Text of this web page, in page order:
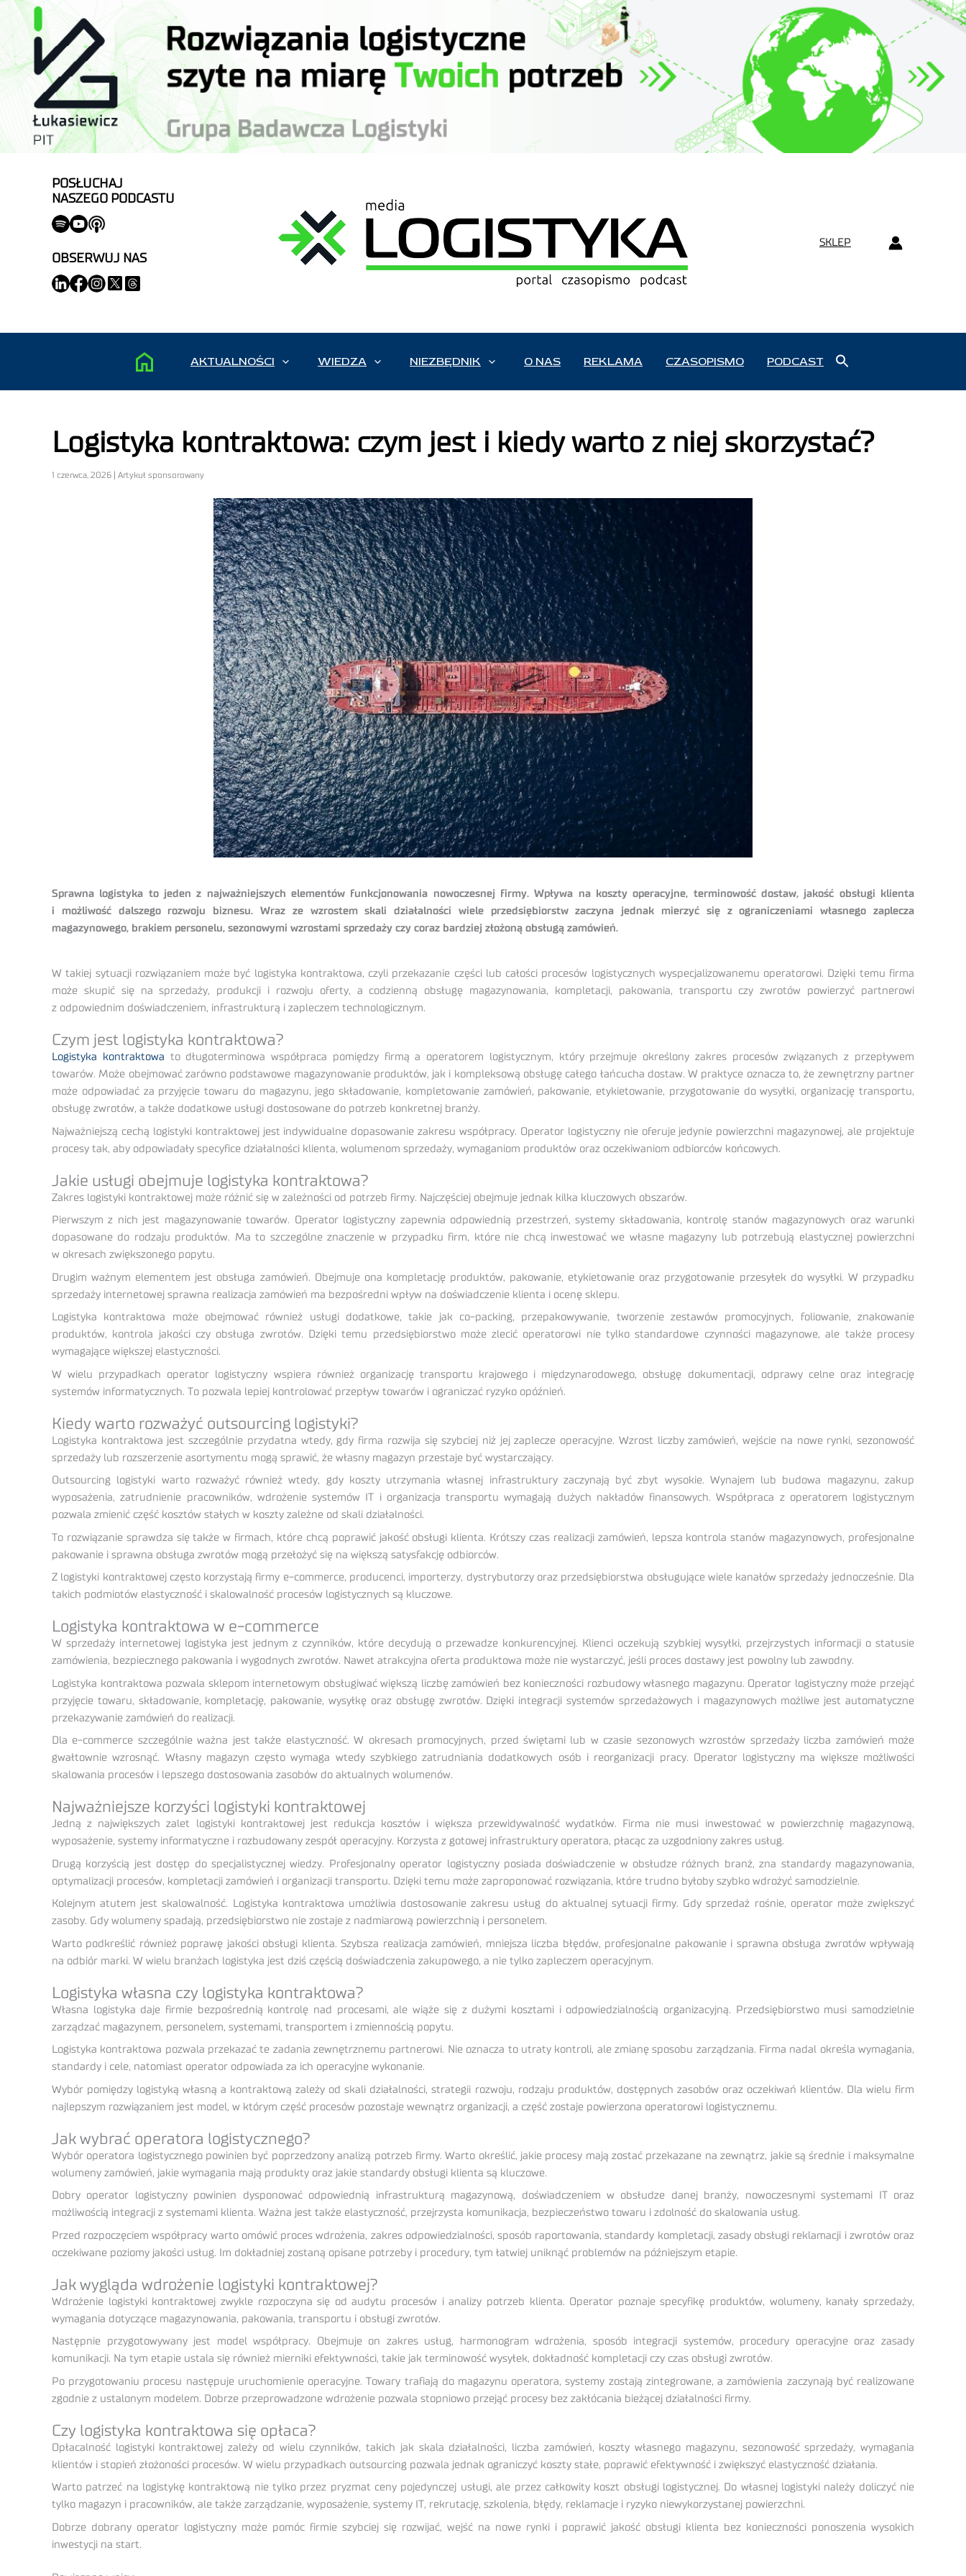
POSŁUCHAJ
NASZEGO PODCASTU
OBSERWUJ NAS
SKLEP
AKTUALNOŚCI WIEDZA NIEZBĘDNIK O NAS REKLAMA CZASOPISMO PODCAST
Logistyka kontraktowa: czym jest i kiedy warto z niej skorzystać?
1 czerwca, 2026 | Artykuł sponsorowany
Sprawna logistyka to jeden z najważniejszych elementów funkcjonowania nowoczesnej firmy. Wpływa na koszty operacyjne, terminowość dostaw, jakość obsługi klienta
i możliwość dalszego rozwoju biznesu. Wraz ze wzrostem skali działalności wiele przedsiębiorstw zaczyna jednak mierzyć się z ograniczeniami własnego zaplecza
magazynowego, brakiem personelu, sezonowymi wzrostami sprzedaży czy coraz bardziej złożoną obsługą zamówień.
W takiej sytuacji rozwiązaniem może być logistyka kontraktowa, czyli przekazanie części lub całości procesów logistycznych wyspecjalizowanemu operatorowi. Dzięki temu firma
może skupić się na sprzedaży, produkcji i rozwoju oferty, a codzienną obsługę magazynowania, kompletacji, pakowania, transportu czy zwrotów powierzyć partnerowi
z odpowiednim doświadczeniem, infrastrukturą i zapleczem technologicznym.
Czym jest logistyka kontraktowa?
Logistyka kontraktowa to długoterminowa współpraca pomiędzy firmą a operatorem logistycznym, który przejmuje określony zakres procesów związanych z przepływem
towarów. Może obejmować zarówno podstawowe magazynowanie produktów, jak i kompleksową obsługę całego łańcucha dostaw. W praktyce oznacza to, że zewnętrzny partner
może odpowiadać za przyjęcie towaru do magazynu, jego składowanie, kompletowanie zamówień, pakowanie, etykietowanie, przygotowanie do wysyłki, organizację transportu,
obsługę zwrotów, a także dodatkowe usługi dostosowane do potrzeb konkretnej branży.
Najważniejszą cechą logistyki kontraktowej jest indywidualne dopasowanie zakresu współpracy. Operator logistyczny nie oferuje jedynie powierzchni magazynowej, ale projektuje
procesy tak, aby odpowiadały specyfice działalności klienta, wolumenom sprzedaży, wymaganiom produktów oraz oczekiwaniom odbiorców końcowych.
Jakie usługi obejmuje logistyka kontraktowa?
Zakres logistyki kontraktowej może różnić się w zależności od potrzeb firmy. Najczęściej obejmuje jednak kilka kluczowych obszarów.
Pierwszym z nich jest magazynowanie towarów. Operator logistyczny zapewnia odpowiednią przestrzeń, systemy składowania, kontrolę stanów magazynowych oraz warunki
dopasowane do rodzaju produktów. Ma to szczególne znaczenie w przypadku firm, które nie chcą inwestować we własne magazyny lub potrzebują elastycznej powierzchni
w okresach zwiększonego popytu.
Drugim ważnym elementem jest obsługa zamówień. Obejmuje ona kompletację produktów, pakowanie, etykietowanie oraz przygotowanie przesyłek do wysyłki. W przypadku
sprzedaży internetowej sprawna realizacja zamówień ma bezpośredni wpływ na doświadczenie klienta i ocenę sklepu.
Logistyka kontraktowa może obejmować również usługi dodatkowe, takie jak co-packing, przepakowywanie, tworzenie zestawów promocyjnych, foliowanie, znakowanie
produktów, kontrola jakości czy obsługa zwrotów. Dzięki temu przedsiębiorstwo może zlecić operatorowi nie tylko standardowe czynności magazynowe, ale także procesy
wymagające większej elastyczności.
W wielu przypadkach operator logistyczny wspiera również organizację transportu krajowego i międzynarodowego, obsługę dokumentacji, odprawy celne oraz integrację
systemów informatycznych. To pozwala lepiej kontrolować przepływ towarów i ograniczać ryzyko opóźnień.
Kiedy warto rozważyć outsourcing logistyki?
Logistyka kontraktowa jest szczególnie przydatna wtedy, gdy firma rozwija się szybciej niż jej zaplecze operacyjne. Wzrost liczby zamówień, wejście na nowe rynki, sezonowość
sprzedaży lub rozszerzenie asortymentu mogą sprawić, że własny magazyn przestaje być wystarczający.
Outsourcing logistyki warto rozważyć również wtedy, gdy koszty utrzymania własnej infrastruktury zaczynają być zbyt wysokie. Wynajem lub budowa magazynu, zakup
wyposażenia, zatrudnienie pracowników, wdrożenie systemów IT i organizacja transportu wymagają dużych nakładów finansowych. Współpraca z operatorem logistycznym
pozwala zmienić część kosztów stałych w koszty zależne od skali działalności.
To rozwiązanie sprawdza się także w firmach, które chcą poprawić jakość obsługi klienta. Krótszy czas realizacji zamówień, lepsza kontrola stanów magazynowych, profesjonalne
pakowanie i sprawna obsługa zwrotów mogą przełożyć się na większą satysfakcję odbiorców.
Z logistyki kontraktowej często korzystają firmy e-commerce, producenci, importerzy, dystrybutorzy oraz przedsiębiorstwa obsługujące wiele kanałów sprzedaży jednocześnie. Dla
takich podmiotów elastyczność i skalowalność procesów logistycznych są kluczowe.
Logistyka kontraktowa w e-commerce
W sprzedaży internetowej logistyka jest jednym z czynników, które decydują o przewadze konkurencyjnej. Klienci oczekują szybkiej wysyłki, przejrzystych informacji o statusie
zamówienia, bezpiecznego pakowania i wygodnych zwrotów. Nawet atrakcyjna oferta produktowa może nie wystarczyć, jeśli proces dostawy jest powolny lub zawodny.
Logistyka kontraktowa pozwala sklepom internetowym obsługiwać większą liczbę zamówień bez konieczności rozbudowy własnego magazynu. Operator logistyczny może przejąć
przyjęcie towaru, składowanie, kompletację, pakowanie, wysyłkę oraz obsługę zwrotów. Dzięki integracji systemów sprzedażowych i magazynowych możliwe jest automatyczne
przekazywanie zamówień do realizacji.
Dla e-commerce szczególnie ważna jest także elastyczność. W okresach promocyjnych, przed świętami lub w czasie sezonowych wzrostów sprzedaży liczba zamówień może
gwałtownie wzrosnąć. Własny magazyn często wymaga wtedy szybkiego zatrudniania dodatkowych osób i reorganizacji pracy. Operator logistyczny ma większe możliwości
skalowania procesów i lepszego dostosowania zasobów do aktualnych wolumenów.
Najważniejsze korzyści logistyki kontraktowej
Jedną z największych zalet logistyki kontraktowej jest redukcja kosztów i większa przewidywalność wydatków. Firma nie musi inwestować w powierzchnię magazynową,
wyposażenie, systemy informatyczne i rozbudowany zespół operacyjny. Korzysta z gotowej infrastruktury operatora, płacąc za uzgodniony zakres usług.
Drugą korzyścią jest dostęp do specjalistycznej wiedzy. Profesjonalny operator logistyczny posiada doświadczenie w obsłudze różnych branż, zna standardy magazynowania,
optymalizacji procesów, kompletacji zamówień i organizacji transportu. Dzięki temu może zaproponować rozwiązania, które trudno byłoby szybko wdrożyć samodzielnie.
Kolejnym atutem jest skalowalność. Logistyka kontraktowa umożliwia dostosowanie zakresu usług do aktualnej sytuacji firmy. Gdy sprzedaż rośnie, operator może zwiększyć
zasoby. Gdy wolumeny spadają, przedsiębiorstwo nie zostaje z nadmiarową powierzchnią i personelem.
Warto podkreślić również poprawę jakości obsługi klienta. Szybsza realizacja zamówień, mniejsza liczba błędów, profesjonalne pakowanie i sprawna obsługa zwrotów wpływają
na odbiór marki. W wielu branżach logistyka jest dziś częścią doświadczenia zakupowego, a nie tylko zapleczem operacyjnym.
Logistyka własna czy logistyka kontraktowa?
Własna logistyka daje firmie bezpośrednią kontrolę nad procesami, ale wiąże się z dużymi kosztami i odpowiedzialnością organizacyjną. Przedsiębiorstwo musi samodzielnie
zarządzać magazynem, personelem, systemami, transportem i zmiennością popytu.
Logistyka kontraktowa pozwala przekazać te zadania zewnętrznemu partnerowi. Nie oznacza to utraty kontroli, ale zmianę sposobu zarządzania. Firma nadal określa wymagania,
standardy i cele, natomiast operator odpowiada za ich operacyjne wykonanie.
Wybór pomiędzy logistyką własną a kontraktową zależy od skali działalności, strategii rozwoju, rodzaju produktów, dostępnych zasobów oraz oczekiwań klientów. Dla wielu firm
najlepszym rozwiązaniem jest model, w którym część procesów pozostaje wewnątrz organizacji, a część zostaje powierzona operatorowi logistycznemu.
Jak wybrać operatora logistycznego?
Wybór operatora logistycznego powinien być poprzedzony analizą potrzeb firmy. Warto określić, jakie procesy mają zostać przekazane na zewnątrz, jakie są średnie i maksymalne
wolumeny zamówień, jakie wymagania mają produkty oraz jakie standardy obsługi klienta są kluczowe.
Dobry operator logistyczny powinien dysponować odpowiednią infrastrukturą magazynową, doświadczeniem w obsłudze danej branży, nowoczesnymi systemami IT oraz
możliwością integracji z systemami klienta. Ważna jest także elastyczność, przejrzysta komunikacja, bezpieczeństwo towaru i zdolność do skalowania usług.
Przed rozpoczęciem współpracy warto omówić proces wdrożenia, zakres odpowiedzialności, sposób raportowania, standardy kompletacji, zasady obsługi reklamacji i zwrotów oraz
oczekiwane poziomy jakości usług. Im dokładniej zostaną opisane potrzeby i procedury, tym łatwiej uniknąć problemów na późniejszym etapie.
Jak wygląda wdrożenie logistyki kontraktowej?
Wdrożenie logistyki kontraktowej zwykle rozpoczyna się od audytu procesów i analizy potrzeb klienta. Operator poznaje specyfikę produktów, wolumeny, kanały sprzedaży,
wymagania dotyczące magazynowania, pakowania, transportu i obsługi zwrotów.
Następnie przygotowywany jest model współpracy. Obejmuje on zakres usług, harmonogram wdrożenia, sposób integracji systemów, procedury operacyjne oraz zasady
komunikacji. Na tym etapie ustala się również mierniki efektywności, takie jak terminowość wysyłek, dokładność kompletacji czy czas obsługi zwrotów.
Po przygotowaniu procesu następuje uruchomienie operacyjne. Towary trafiają do magazynu operatora, systemy zostają zintegrowane, a zamówienia zaczynają być realizowane
zgodnie z ustalonym modelem. Dobrze przeprowadzone wdrożenie pozwala stopniowo przejąć procesy bez zakłócania bieżącej działalności firmy.
Czy logistyka kontraktowa się opłaca?
Opłacalność logistyki kontraktowej zależy od wielu czynników, takich jak skala działalności, liczba zamówień, koszty własnego magazynu, sezonowość sprzedaży, wymagania
klientów i stopień złożoności procesów. W wielu przypadkach outsourcing pozwala jednak ograniczyć koszty stałe, poprawić efektywność i zwiększyć elastyczność działania.
Warto patrzeć na logistykę kontraktową nie tylko przez pryzmat ceny pojedynczej usługi, ale przez całkowity koszt obsługi logistycznej. Do własnej logistyki należy doliczyć nie
tylko magazyn i pracowników, ale także zarządzanie, wyposażenie, systemy IT, rekrutację, szkolenia, błędy, reklamacje i ryzyko niewykorzystanej powierzchni.
Dobrze dobrany operator logistyczny może pomóc firmie szybciej się rozwijać, wejść na nowe rynki i poprawić jakość obsługi klienta bez konieczności ponoszenia wysokich
inwestycji na start.